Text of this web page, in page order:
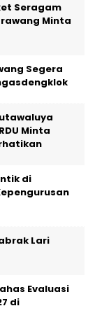
Seragam
Minta
Segera
Minta
di
Lari
Evaluasi
di